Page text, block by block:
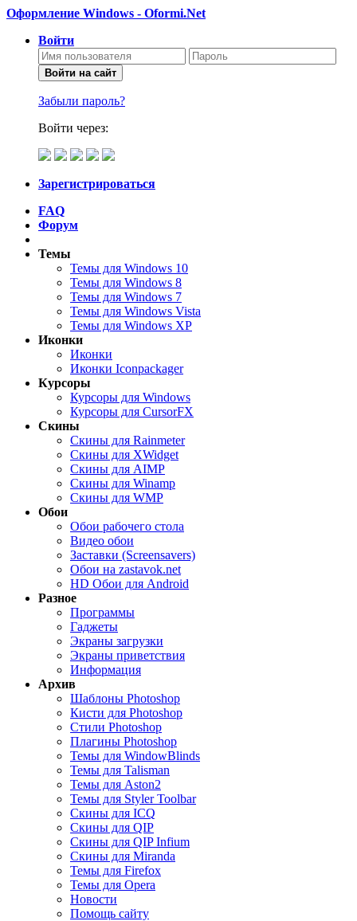
Оформление Windows - Oformi.Net
Войти
Войти на сайт
Забыли пароль?
Войти через:
Зарегистрироваться
FAQ
Форум
Темы
Темы для Windows 10
Темы для Windows 8
Темы для Windows 7
Темы для Windows Vista
Темы для Windows XP
Иконки
Иконки
Иконки Iconpackager
Курсоры
Курсоры для Windows
Курсоры для CursorFX
Скины
Скины для Rainmeter
Скины для XWidget
Скины для AIMP
Скины для Winamp
Скины для WMP
Обои
Обои рабочего стола
Видео обои
Заставки (Screensavers)
Обои на zastavok.net
HD Обои для Android
Разное
Программы
Гаджеты
Экраны загрузки
Экраны приветствия
Информация
Архив
Шаблоны Photoshop
Кисти для Photoshop
Стили Photoshop
Плагины Photoshop
Темы для WindowBlinds
Темы для Talisman
Темы для Aston2
Темы для Styler Toolbar
Скины для ICQ
Скины для QIP
Скины для QIP Infium
Скины для Miranda
Темы для Firefox
Темы для Opera
Новости
Помощь сайту